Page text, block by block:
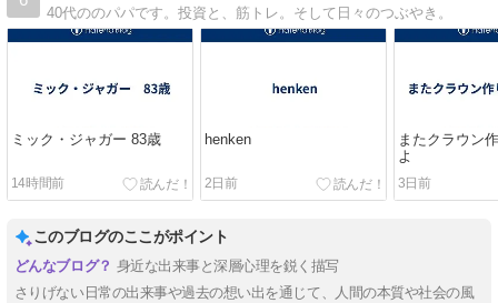
40代ののパパです。投資と、筋トレ。そして日々のつぶやき。
ミック・ジャガー 83歳
14時間前
henken
2日前
またクラウン
よ
3日前
このブログのここがポイント
身近な出来事と深層心理を鋭く描写
さりげない日常の出来事や過去の想い出を通じて、人間の本質や社会の風